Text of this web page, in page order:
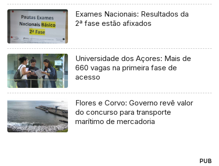
Exames Nacionais: Resultados da
2ª fase estão afixados
Universidade dos Açores: Mais de
660 vagas na primeira fase de
acesso
Flores e Corvo: Governo revê valor
do concurso para transporte
marítimo de mercadoria
PUB